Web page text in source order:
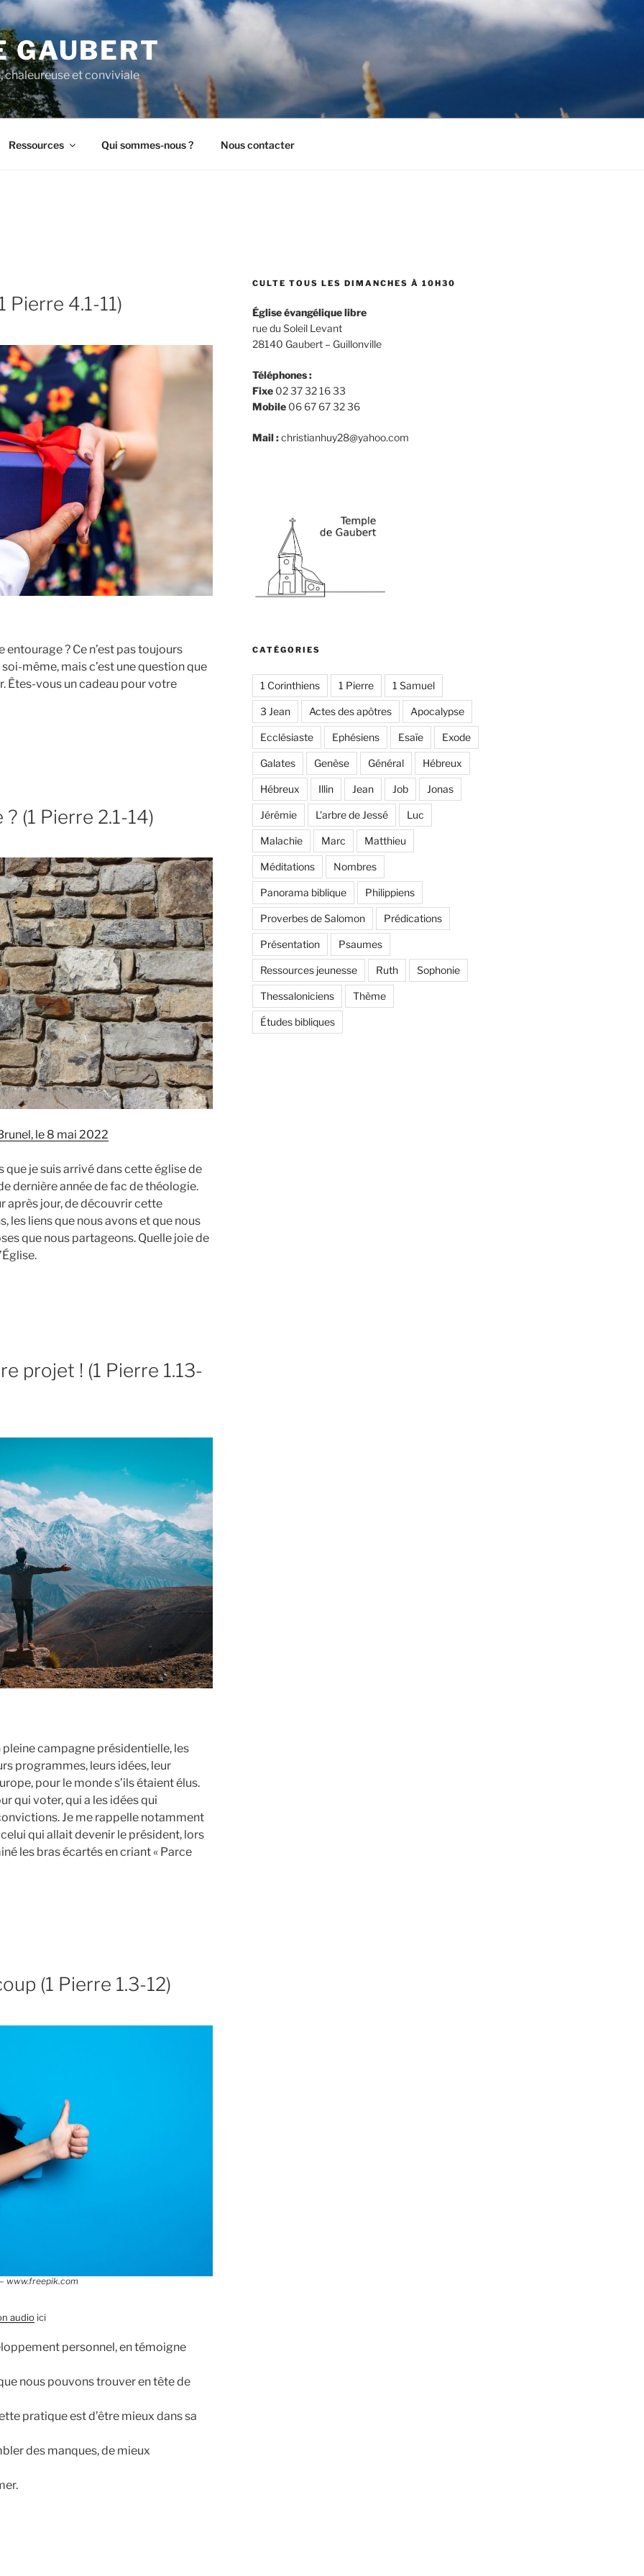
GAUBERT
chaleureuse et conviviale
Ressources Qui sommes-nous ? Nous contacter
Pierre 4.1-11)
? Ce n’est pas toujours
même, mais c’est une question que
Êtes-vous un cadeau pour votre
(1 Pierre 2.1-14)
le 8 mai 2022
que je suis arrivé dans cette église de
dernière année de fac de théologie.
après jour, de découvrir cette
les liens que nous avons et que nous
que nous partageons. Quelle joie de
projet ! (1 Pierre 1.13-
campagne présidentielle, les
programmes, leurs idées, leur
pour le monde s’ils étaient élus.
qui voter, qui a les idées qui
Je me rappelle notamment
qui allait devenir le président, lors
les bras écartés en criant « Parce
(1 Pierre 1.3-12)
www.freepik.com
audio ici
personnel, en témoigne
nous pouvons trouver en tête de
pratique est d’être mieux dans sa
des manques, de mieux
CULTE TOUS LES DIMANCHES À 10H30
Église évangélique libre
rue du Soleil Levant
28140 Gaubert – Guillonville
Téléphones :
Fixe02 37 32 16 33
Mobile06 67 67 32 36
Mail :christianhuy28@yahoo.com
CATÉGORIES
1 Corinthiens 1 Pierre 1 Samuel
3 Jean Actes des apôtres Apocalypse
Ecclésiaste Ephésiens Esaïe Exode
Galates Genèse Général Hébreux
Hébreux Illin Jean Job Jonas
Jérémie L'arbre de Jessé Luc
Malachie Marc Matthieu
Méditations Nombres
Panorama biblique Philippiens
Proverbes de Salomon Prédications
Présentation Psaumes
Ressources jeunesse Ruth Sophonie
Thessaloniciens Thème
Études bibliques